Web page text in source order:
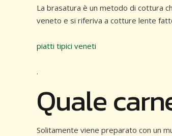
La brasatura è un metodo di cottura
veneto e si riferiva a cotture lente
piatti tipici veneti
.
Quale
Solitamente viene preparato con un